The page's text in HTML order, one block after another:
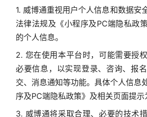
1. 威博通重视用户个人信息和数据安
法律法规及《小程序及PC端隐私政
的个人信息。
2. 您在使用本平台时，可能需要授
必要信息，以实现登录、咨询、报
交、消息通知等功能。具体个人信息
序及PC端隐私政策》及相关页面提示
3. 威博通将采取合理、必要的技术